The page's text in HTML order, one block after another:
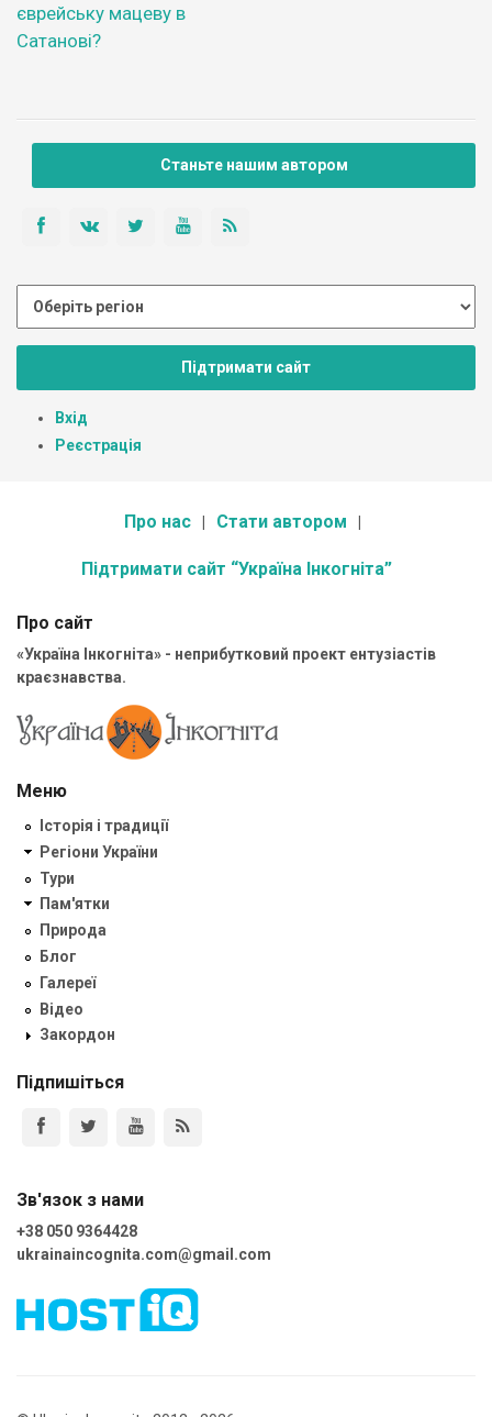
єврейську мацеву в
Сатанові?
Станьте нашим автором
Підтримати сайт
Вхід
Реєстрація
Про нас Стати автором
Підтримати сайт “Україна Інкогніта”
Про сайт
«Україна Інкогніта» - неприбутковий проект ентузіастів
краєзнавства.
Меню
Історія і традиції
Регіони України
Тури
Пам'ятки
Природа
Блог
Галереї
Відео
Закордон
Підпишіться
Зв'язок з нами
+38 050 9364428
ukrainaincognita.com@gmail.com